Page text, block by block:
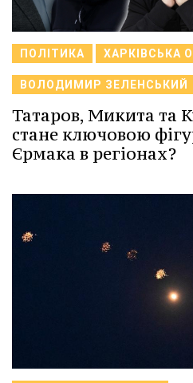
ПОЛІТИКА ХАРКІВСЬКА
ВОЛОДИМИР ЗЕЛЕНСЬКИЙ
Татаров, Микита та
стане ключовою
Єрмака в регіонах?